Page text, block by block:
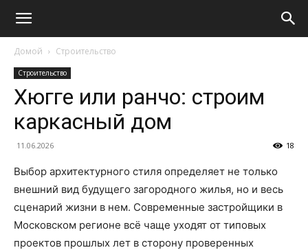
Домой Строительство
Строительство
Хюгге или ранчо: строим
каркасный дом
11.06.2026 18
Выбор архитектурного стиля определяет не только
внешний вид будущего загородного жилья, но и весь
сценарий жизни в нем. Современные застройщики в
Московском регионе всё чаще уходят от типовых
проектов прошлых лет в сторону проверенных